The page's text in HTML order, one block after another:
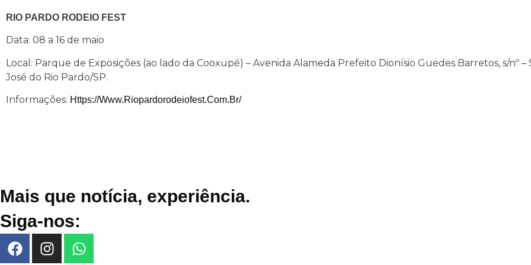
RIO PARDO RODEIO FEST
Data: 08 a 16 de maio
Local: Parque de Exposições (ao lado da Cooxupé) – Avenida Alameda Prefeito Dionísio Guedes Barretos, s/nº –
José do Rio Pardo/SP.
Informações: Https://www.riopardorodeiofest.com.br/
Mais que notícia, experiência.
Siga-nos: